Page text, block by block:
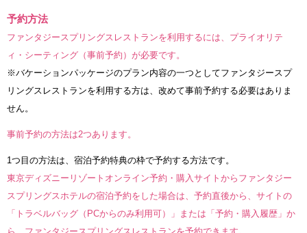
予約方法
ファンタジースプリングスレストランを利用するには、プライオリテ
ィ・シーティング（事前予約）が必要です。
※バケーションパッケージのプラン内容の一つとしてファンタジースプ
リングスレストランを利用する方は、改めて事前予約する必要はありま
せん。
事前予約の方法は2つあります。
1つ目の方法は、宿泊予約特典の枠で予約する方法です。
東京ディズニーリゾートオンライン予約・購入サイトからファンタジー
スプリングスホテルの宿泊予約をした場合は、予約直後から、サイトの
「トラベルバッグ（PCからのみ利用可）」または「予約・購入履歴」か